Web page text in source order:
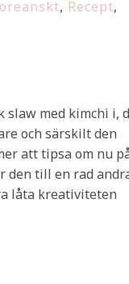
, Recept,
med kimchi i,
och särskilt den
att tipsa om nu
den till en rad
låta kreativiteten